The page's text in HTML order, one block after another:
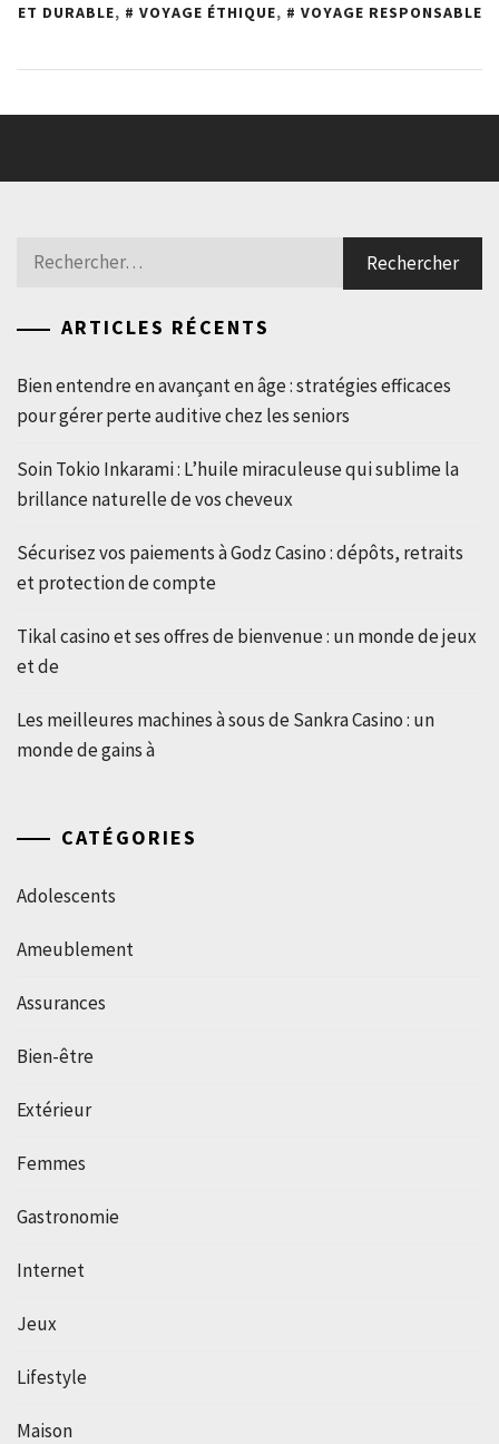
ET DURABLE, VOYAGE ÉTHIQUE, VOYAGE RESPONSABLE
Rechercher :
ARTICLES RÉCENTS
Bien entendre en avançant en âge : stratégies efficaces
pour gérer perte auditive chez les seniors
Soin Tokio Inkarami : L’huile miraculeuse qui sublime la
brillance naturelle de vos cheveux
Sécurisez vos paiements à Godz Casino : dépôts, retraits
et protection de compte
Tikal casino et ses offres de bienvenue : un monde de jeux
et de
Les meilleures machines à sous de Sankra Casino : un
monde de gains à
CATÉGORIES
Adolescents
Ameublement
Assurances
Bien-être
Extérieur
Femmes
Gastronomie
Internet
Jeux
Lifestyle
Maison